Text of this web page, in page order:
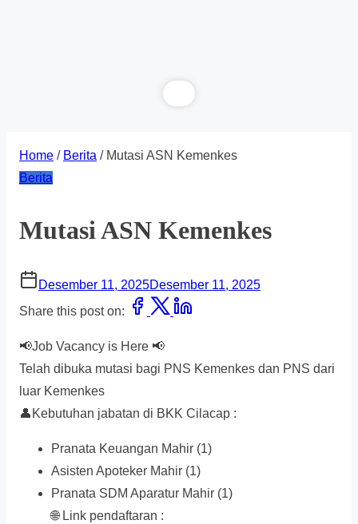
Home / Berita / Mutasi ASN Kemenkes
Berita
Mutasi ASN Kemenkes
Desember 11, 2025Desember 11, 2025
Share this post on:
📢Job Vacancy is Here 📢
Telah dibuka mutasi bagi PNS Kemenkes dan PNS dari
luar Kemenkes
👤Kebutuhan jabatan di BKK Cilacap :
Pranata Keuangan Mahir (1)
Asisten Apoteker Mahir (1)
Pranata SDM Aparatur Mahir (1)
🌐 Link pendaftaran :